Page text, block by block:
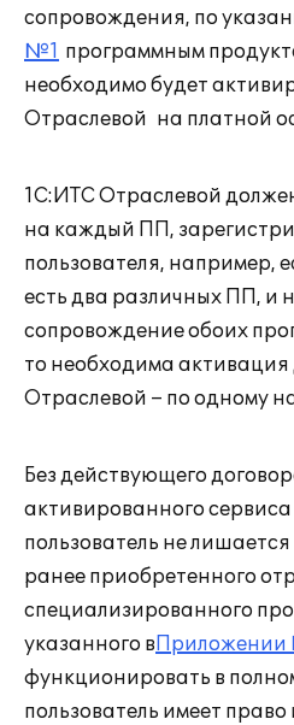
сопровождения, по
№1 программным
необходимо будет
Отраслевой на платной
1С:ИТС Отраслевой
на каждый ПП,
пользователя, например,
есть два различных ПП, и
сопровождение обоих
то необходима активация
Отраслевой – по одному
Без действующего
активированного
пользователь не
ранее приобретенного
специализированного
указанного вПриложении
функционировать в
пользователь имеет